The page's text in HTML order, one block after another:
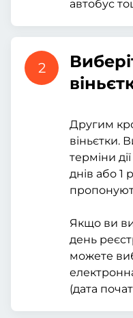
автобус
2
Другим
віньєтки.
терміни
днів або 1
Якщо ви
день
можете
(дата